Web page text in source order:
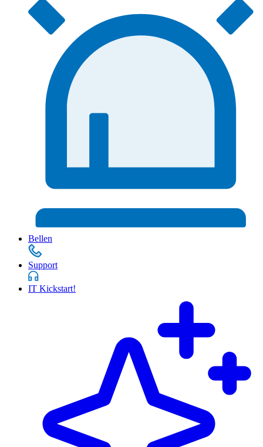
Bellen
Support
IT Kickstart!